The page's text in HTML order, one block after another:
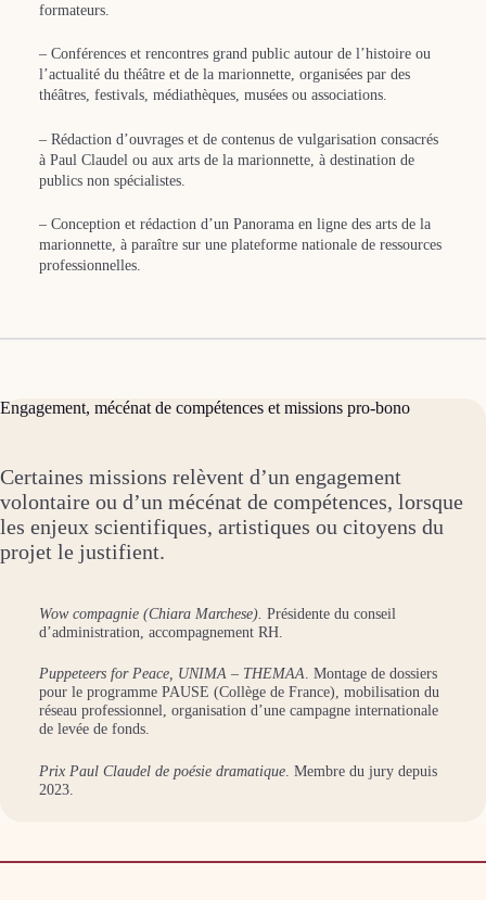
formateurs.
– Conférences et rencontres grand public autour de l’histoire ou
l’actualité du théâtre et de la marionnette, organisées par des
théâtres, festivals, médiathèques, musées ou associations.
– Rédaction d’ouvrages et de contenus de vulgarisation consacrés
à Paul Claudel ou aux arts de la marionnette, à destination de
publics non spécialistes.
– Conception et rédaction d’un Panorama en ligne des arts de la
marionnette, à paraître sur une plateforme nationale de ressources
professionnelles.
Engagement, mécénat de compétences et missions pro-bono
Certaines missions relèvent d’un engagement
volontaire ou d’un mécénat de compétences, lorsque
les enjeux scientifiques, artistiques ou citoyens du
projet le justifient.
Wow compagnie (Chiara Marchese). Présidente du conseil
d’administration, accompagnement RH.
Puppeteers for Peace, UNIMA – THEMAA. Montage de dossiers
pour le programme PAUSE (Collège de France), mobilisation du
réseau professionnel, organisation d’une campagne internationale
de levée de fonds.
Prix Paul Claudel de poésie dramatique . Membre du jury depuis
2023.